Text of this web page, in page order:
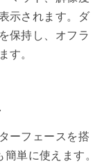
示されます。ダ
保持し、オフラ
す。
ーフェースを搭
単に使えます。